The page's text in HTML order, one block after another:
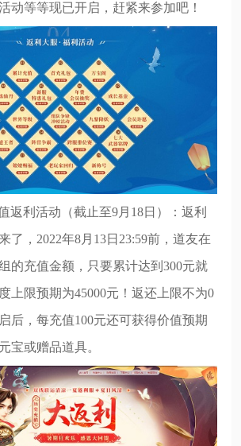
动等等现已开启，赶紧来参加吧！
返利活动（截止至9月18日）：返利
了，2022年8月13日23:59前，道友在
的充值金额，只要累计达到300元就
上限预期为45000元！返还上限不为0
后，每充值100元还可获得价值预期
宝或赠品道具。